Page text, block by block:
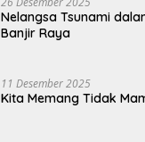
Nelangsa Tsunami
Banjir Raya
11 Desember 2025
Kita Memang Tidak